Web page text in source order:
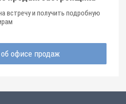
встречу и получить подробную
офисе продаж